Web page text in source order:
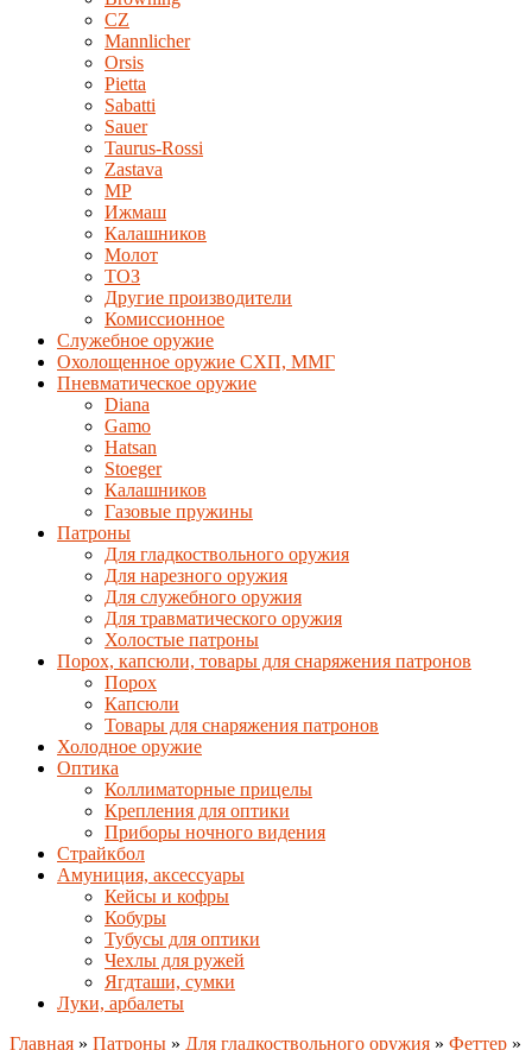
CZ
Mannlicher
Orsis
Pietta
Sabatti
Sauer
Taurus-Rossi
Zastava
MP
Ижмаш
Калашников
Молот
ТОЗ
Другие производители
Комиссионное
Служебное оружие
Охолощенное оружие СХП, ММГ
Пневматическое оружие
Diana
Gamo
Hatsan
Stoeger
Калашников
Газовые пружины
Патроны
Для гладкоствольного оружия
Для нарезного оружия
Для служебного оружия
Для травматического оружия
Холостые патроны
Порох, капсюли, товары для снаряжения патронов
Порох
Капсюли
Товары для снаряжения патронов
Холодное оружие
Оптика
Коллиматорные прицелы
Крепления для оптики
Приборы ночного видения
Страйкбол
Амуниция, аксессуары
Кейсы и кофры
Кобуры
Тубусы для оптики
Чехлы для ружей
Ягдташи, сумки
Луки, арбалеты
Главная » Патроны » Для гладкоствольного оружия » Феттер »